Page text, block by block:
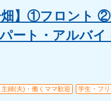
畑】①フロン
ート・アルバ
主婦(夫)・働くママ歓迎 学生・フ